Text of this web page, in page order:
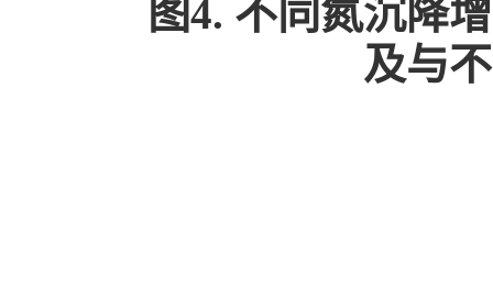
图4. 不同氮沉降
及与